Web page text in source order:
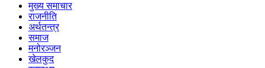
मुख्य समाचार
राजनीति
अर्थतन्त्र
समाज
मनोरञ्जन
खेलकुद